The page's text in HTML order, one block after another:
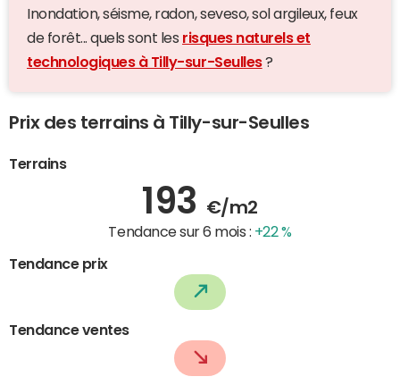
Inondation, séisme, radon, seveso, sol argileux, feux
de forêt... quels sont les risques naturels et
technologiques à Tilly-sur-Seulles?
Prix des terrains à Tilly-sur-Seulles
Terrains
193 €/m2
Tendance sur 6 mois : +22 %
Tendance prix
Tendance ventes